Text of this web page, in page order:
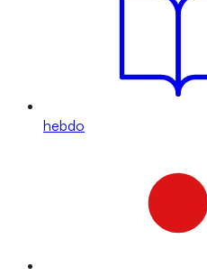
hebdo